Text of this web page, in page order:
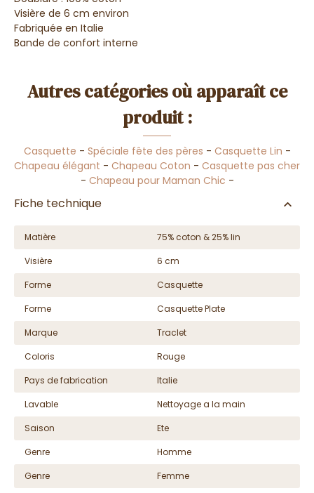
Visière de 6 cm environ
Fabriquée en Italie
Bande de confort interne
Autres catégories où apparaît ce
produit :
Casquette - Spéciale fête des pères - Casquette Lin -
Chapeau élégant - Chapeau Coton - Casquette pas cher
- Chapeau pour Maman Chic -
Fiche technique
Matière
75% coton & 25% lin
Visière
6 cm
Forme
Casquette
Forme
Casquette Plate
Marque
Traclet
Coloris
Rouge
Pays de fabrication
Italie
Lavable
Nettoyage a la main
Saison
Ete
Genre
Homme
Genre
Femme